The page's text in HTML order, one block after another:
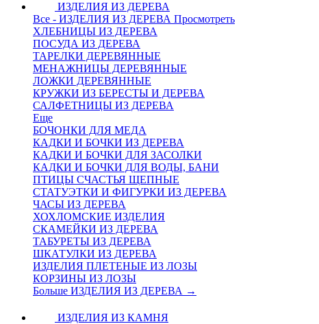
ИЗДЕЛИЯ ИЗ ДЕРЕВА
Все - ИЗДЕЛИЯ ИЗ ДЕРЕВА Просмотреть
ХЛЕБНИЦЫ ИЗ ДЕРЕВА
ПОСУДА ИЗ ДЕРЕВА
ТАРЕЛКИ ДЕРЕВЯННЫЕ
МЕНАЖНИЦЫ ДЕРЕВЯННЫЕ
ЛОЖКИ ДЕРЕВЯННЫЕ
КРУЖКИ ИЗ БЕРЕСТЫ И ДЕРЕВА
САЛФЕТНИЦЫ ИЗ ДЕРЕВА
Еще
БОЧОНКИ ДЛЯ МЕДА
КАДКИ И БОЧКИ ИЗ ДЕРЕВА
КАДКИ И БОЧКИ ДЛЯ ЗАСОЛКИ
КАДКИ И БОЧКИ ДЛЯ ВОДЫ, БАНИ
ПТИЦЫ СЧАСТЬЯ ЩЕПНЫЕ
СТАТУЭТКИ И ФИГУРКИ ИЗ ДЕРЕВА
ЧАСЫ ИЗ ДЕРЕВА
ХОХЛОМСКИЕ ИЗДЕЛИЯ
СКАМЕЙКИ ИЗ ДЕРЕВА
ТАБУРЕТЫ ИЗ ДЕРЕВА
ШКАТУЛКИ ИЗ ДЕРЕВА
ИЗДЕЛИЯ ПЛЕТЕНЫЕ ИЗ ЛОЗЫ
КОРЗИНЫ ИЗ ЛОЗЫ
Больше ИЗДЕЛИЯ ИЗ ДЕРЕВА →
ИЗДЕЛИЯ ИЗ КАМНЯ